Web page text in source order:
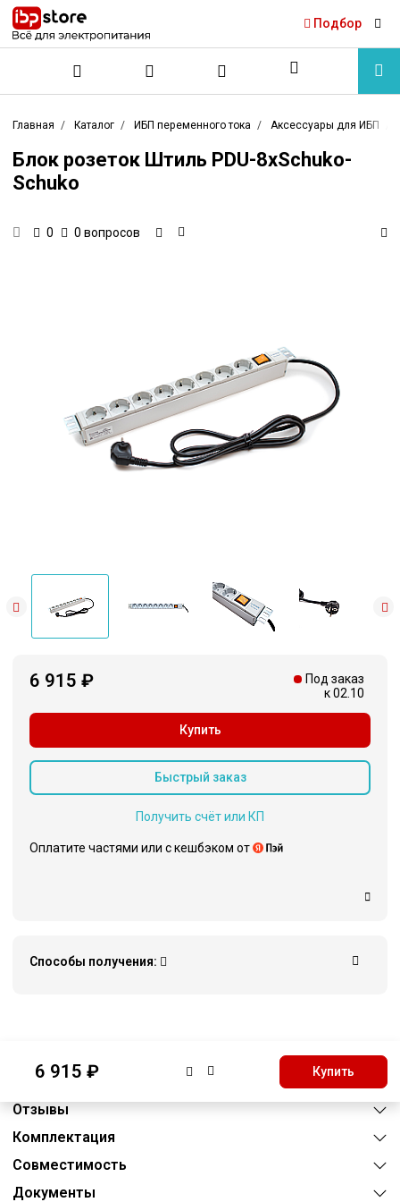
Подбор
Главная Каталог ИБП переменного тока Аксессуары для ИБП
Блок розеток Штиль PDU-8xSchuko-
Schuko
0 0 вопросов
6 915 ₽
Под заказ
к 02.10
Купить
Быстрый заказ
Получить счёт или КП
Оплатите частями или c кешбэком от
Способы получения:
6 915 ₽ Купить
Характеристики
Отзывы
Комплектация
Совместимость
Документы